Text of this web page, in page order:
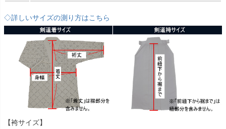
◇詳しいサイズの測り方はこちら
【袴サイズ】